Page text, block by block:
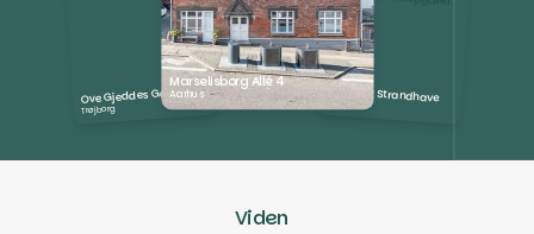
Ove Gjeddes Gade
Trøjborg
Marselisborg Allé 4
Aarhus Kattegat Strandhave
Hundested
Viden